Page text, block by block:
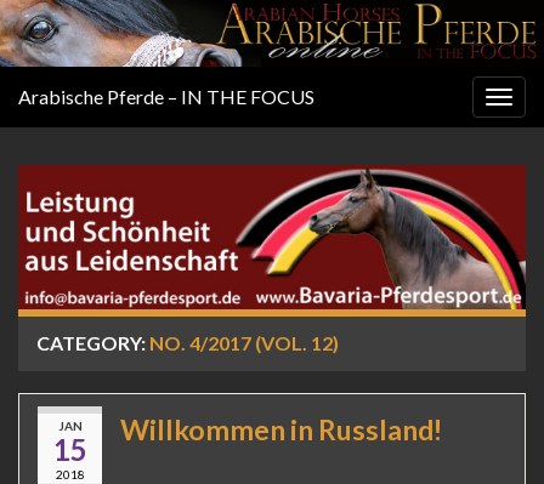
Arabische Pferde – IN THE FOCUS
CATEGORY: NO. 4/2017 (VOL. 12)
JAN
15
2018
Willkommen in Russland!